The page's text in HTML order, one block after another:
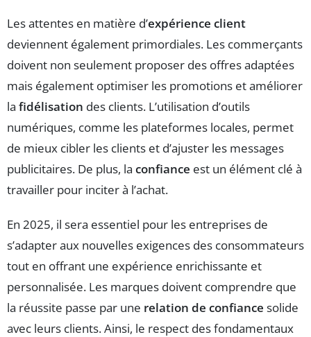
Les attentes en matière d’expérience client
deviennent également primordiales. Les commerçants
doivent non seulement proposer des offres adaptées
mais également optimiser les promotions et améliorer
la fidélisation des clients. L’utilisation d’outils
numériques, comme les plateformes locales, permet
de mieux cibler les clients et d’ajuster les messages
publicitaires. De plus, la confiance est un élément clé à
travailler pour inciter à l’achat.
En 2025, il sera essentiel pour les entreprises de
s’adapter aux nouvelles exigences des consommateurs
tout en offrant une expérience enrichissante et
personnalisée. Les marques doivent comprendre que
la réussite passe par une relation de confiance solide
avec leurs clients. Ainsi, le respect des fondamentaux